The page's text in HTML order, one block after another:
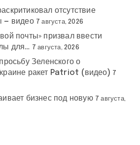
отсутствие
— видео 7 августа, 2026
почты» призвал ввести
для… 7 августа, 2026
Зеленского о
ракет Patriot (видео) 7
бизнес под новую 7 августа,